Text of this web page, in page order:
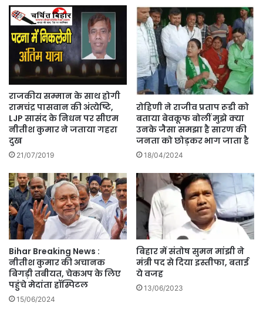
राजकीय सम्मान के साथ होगी
रामचंद्र पासवान की अंत्येष्टि,
LJP सासंद के निधन पर सीएम
नीतीश कुमार ने जताया गहरा
दुख
21/07/2019
रोहिणी ने राजीव प्रताप रूडी को
बताया बेवकूफ बोलीं मुझे क्या
उनके जैसा समझा है सारण की
जनता को छोड़कर भाग जाता है
18/04/2024
Bihar Breaking News :
नीतीश कुमार की अचानक
बिगड़ी तबीयत, चेकअप के लिए
पहुंचे मेदांता हॉस्पिटल
15/06/2024
बिहार में संतोष सुमन मांझी ने
मंत्री पद से दिया इस्तीफा, बताई
ये वजह
13/06/2023